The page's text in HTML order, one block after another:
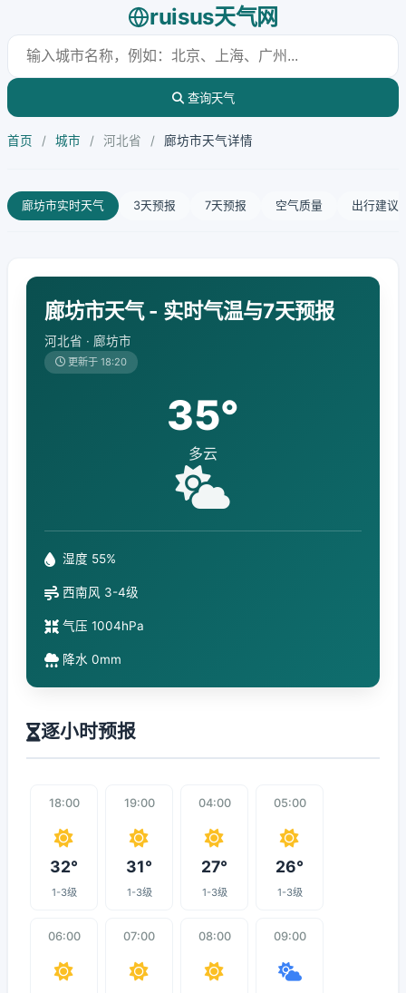
ruisus天气网
查询天气
首页 / 城市 / 河北省 / 廊坊市天气详情
廊坊市实时天气 3天预报 7天预报 空气质量 出行建议
廊坊市天气 - 实时气温与7天预报
河北省 · 廊坊市
更新于 18:20
35°
多云
湿度 55%
西南风 3-4级
气压 1004hPa
降水 0mm
逐小时预报
18:00
32°
1-3级
19:00
31°
1-3级
04:00
27°
1-3级
05:00
26°
1-3级
06:00 07:00 08:00 09:00